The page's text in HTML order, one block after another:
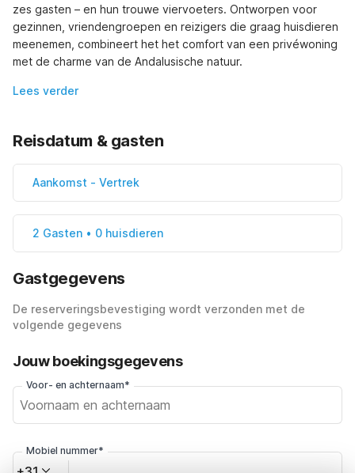
zes gasten – en hun trouwe viervoeters. Ontworpen voor
gezinnen, vriendengroepen en reizigers die graag huisdieren
meenemen, combineert het het comfort van een privéwoning
met de charme van de Andalusische natuur.
Lees verder
Reisdatum & gasten
Aankomst - Vertrek
2 Gasten • 0 huisdieren
Gastgegevens
De reserveringsbevestiging wordt verzonden met de
volgende gegevens
Jouw boekingsgegevens
Voor- en achternaam*
Mobiel nummer*